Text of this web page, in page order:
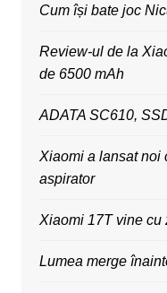
Cum își bate joc
Review-ul de la
de 6500 mAh
ADATA SC610,
Xiaomi a lansat noi
aspirator
Xiaomi 17T vine cu
Lumea merge